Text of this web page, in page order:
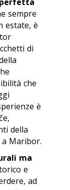
sempre
estate, è
di
che
è
della
Maribor.
ma
e
ad